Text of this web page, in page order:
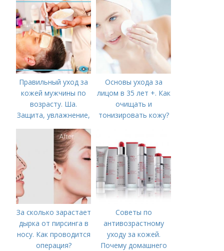
Правильный уход за
кожей мужчины по
возрасту. Ша.
Защита, увлажнение,
Основы ухода за
лицом в 35 лет +. Как
очищать и
тонизировать кожу?
За сколько зарастает
дырка от пирсинга в
носу. Как проводится
операция?
Советы по
антивозрастному
уходу за кожей.
Почему домашнего